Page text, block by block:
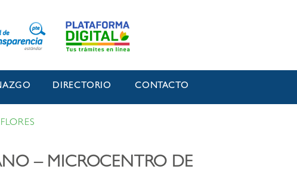
DIRECTORIO CONTACTO
– MICROCENTRO DE